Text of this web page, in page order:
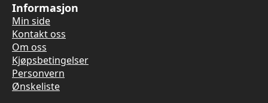
Informasjon
Min side
Kontakt oss
Om oss
Kjøpsbetingelser
Personvern
Ønskeliste